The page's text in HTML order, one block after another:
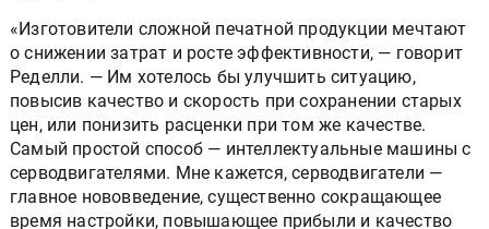
«Изготовители сложной печатной продукции мечтают
о снижении затрат и росте эффективности, — говорит
Ределли. — Им хотелось бы улучшить ситуацию,
повысив качество и скорость при сохранении старых
цен, или понизить расценки при том же качестве.
Самый простой способ — интеллектуальные машины с
серводвигателями. Мне кажется, серводвигатели —
главное нововведение, существенно сокращающее
время настройки, повышающее прибыли и качество